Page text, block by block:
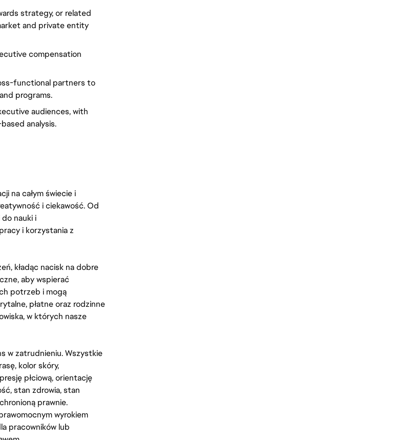
strategy, or related
and private entity
compensation
functional partners to
programs.
audiences, with
analysis.
na całym świecie i
i ciekawość. Od
nauki i
i korzystania z
kładąc nacisk na dobre
aby wspierać
potrzeb i mogą
płatne oraz rodzinne
w których nasze
w zatrudnieniu. Wszystkie
kolor skóry,
płciową, orientację
stan zdrowia, stan
prawnie.
wyrokiem
pracowników lub